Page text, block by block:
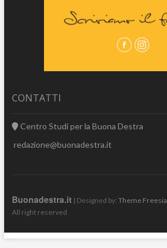
CONTATTI
Centro Studi per la Buona Destra
redazione@buonadestra.it
Buonadestra.it | Designed by: Theme Freesia
All right reserved